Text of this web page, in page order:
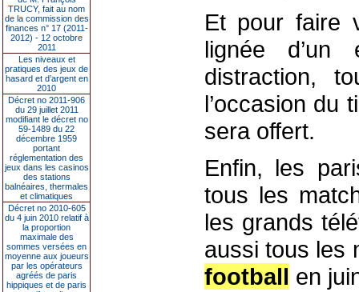
TRUCY, fait au nom
de la commission des
finances n° 17 (2011-
2012) - 12 octobre
2011
Les niveaux et
pratiques des jeux de
hasard et d’argent en
2010
Décret no 2011-906
du 29 juillet 2011
modifiant le décret no
59-1489 du 22
décembre 1959
portant
réglementation des
jeux dans les casinos
des stations
balnéaires, thermales
et climatiques
Décret no 2010-605
du 4 juin 2010 relatif à
la proportion
maximale des
sommes versées en
moyenne aux joueurs
par les opérateurs
agréés de paris
hippiques et de paris
Et pour faire
lignée
distraction,
l’occasion du
sera offert.
Enfin, les
tous les
les grands
aussi tous les
football en